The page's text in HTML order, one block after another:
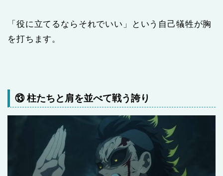
「役に立てるならそれでいい」という自己犠牲が胸
を打ちます。
⑬ 柱たちと肩を並べて戦う誇り